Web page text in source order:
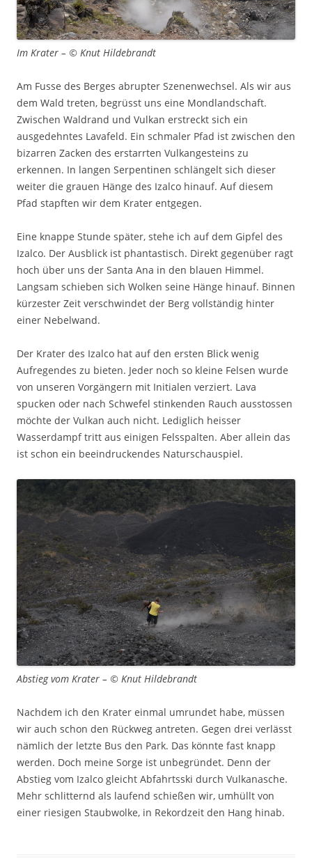
Im Krater – © Knut Hildebrandt
Am Fusse des Berges abrupter Szenenwechsel. Als wir aus
dem Wald treten, begrüsst uns eine Mondlandschaft.
Zwischen Waldrand und Vulkan erstreckt sich ein
ausgedehntes Lavafeld. Ein schmaler Pfad ist zwischen den
bizarren Zacken des erstarrten Vulkangesteins zu
erkennen. In langen Serpentinen schlängelt sich dieser
weiter die grauen Hänge des Izalco hinauf. Auf diesem
Pfad stapften wir dem Krater entgegen.
Eine knappe Stunde später, stehe ich auf dem Gipfel des
Izalco. Der Ausblick ist phantastisch. Direkt gegenüber ragt
hoch über uns der Santa Ana in den blauen Himmel.
Langsam schieben sich Wolken seine Hänge hinauf. Binnen
kürzester Zeit verschwindet der Berg vollständig hinter
einer Nebelwand.
Der Krater des Izalco hat auf den ersten Blick wenig
Aufregendes zu bieten. Jeder noch so kleine Felsen wurde
von unseren Vorgängern mit Initialen verziert. Lava
spucken oder nach Schwefel stinkenden Rauch ausstossen
möchte der Vulkan auch nicht. Lediglich heisser
Wasserdampf tritt aus einigen Felsspalten. Aber allein das
ist schon ein beeindruckendes Naturschauspiel.
Abstieg vom Krater – © Knut Hildebrandt
Nachdem ich den Krater einmal umrundet habe, müssen
wir auch schon den Rückweg antreten. Gegen drei verlässt
nämlich der letzte Bus den Park. Das könnte fast knapp
werden. Doch meine Sorge ist unbegründet. Denn der
Abstieg vom Izalco gleicht Abfahrtsski durch Vulkanasche.
Mehr schlitternd als laufend schießen wir, umhüllt von
einer riesigen Staubwolke, in Rekordzeit den Hang hinab.